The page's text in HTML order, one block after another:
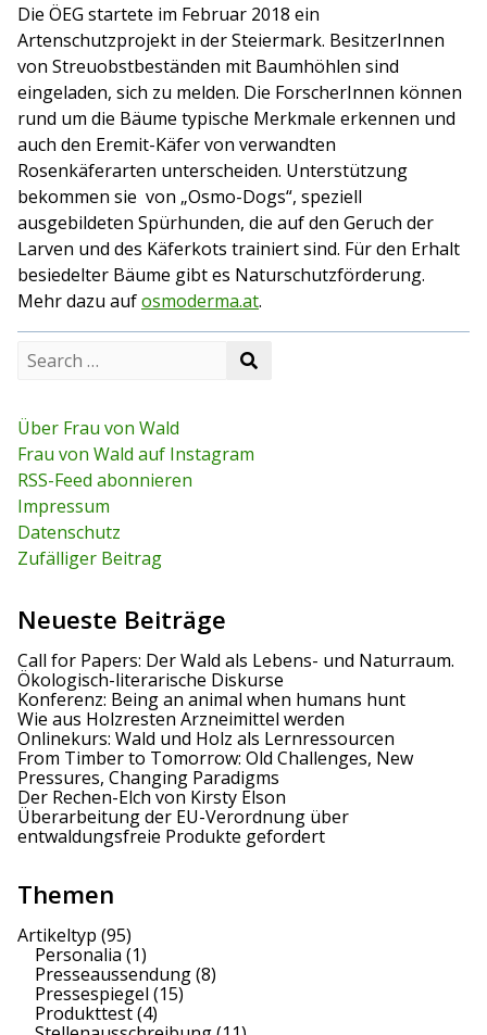
Die ÖEG startete im Februar 2018 ein
Artenschutzprojekt in der Steiermark. BesitzerInnen
von Streuobstbeständen mit Baumhöhlen sind
eingeladen, sich zu melden. Die ForscherInnen können
rund um die Bäume typische Merkmale erkennen und
auch den Eremit-Käfer von verwandten
Rosenkäferarten unterscheiden. Unterstützung
bekommen sie von „Osmo-Dogs“, speziell
ausgebildeten Spürhunden, die auf den Geruch der
Larven und des Käferkots trainiert sind. Für den Erhalt
besiedelter Bäume gibt es Naturschutzförderung.
Mehr dazu aufosmoderma.at.
c
h
f
o
r
:
Über Frau von Wald
Frau von Wald auf Instagram
RSS-Feed abonnieren
Impressum
Datenschutz
Zufälliger Beitrag
Neueste Beiträge
Call for Papers: Der Wald als Lebens- und Naturraum.
Ökologisch-literarische Diskurse
Konferenz: Being an animal when humans hunt
Wie aus Holzresten Arzneimittel werden
Onlinekurs: Wald und Holz als Lernressourcen
From Timber to Tomorrow: Old Challenges, New
Pressures, Changing Paradigms
Der Rechen-Elch von Kirsty Elson
Überarbeitung der EU-Verordnung über
entwaldungsfreie Produkte gefordert
Themen
Artikeltyp (95)
Personalia (1)
Presseaussendung(8)
Pressespiegel (15)
Produkttest(4)